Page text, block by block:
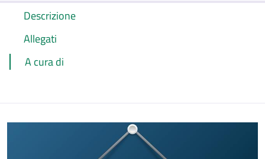
Descrizione
Allegati
A cura di